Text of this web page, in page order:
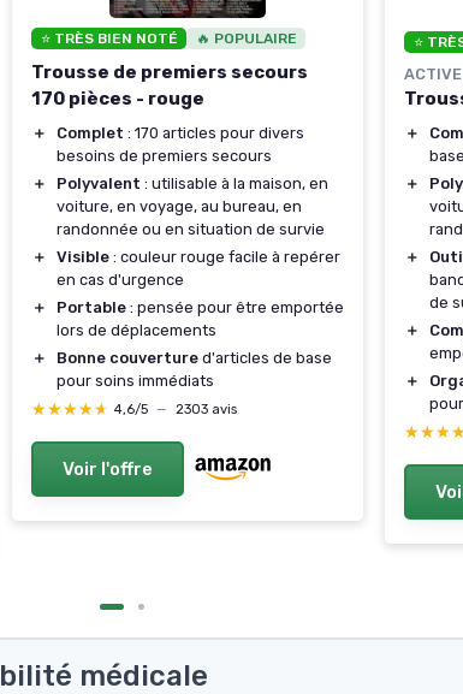
⭐ TRÈS BIEN NOTÉ 🔥 POPULAIRE
Trousse de premiers secours
170 pièces - rouge
＋ Complet : 170 articles pour divers
besoins de premiers secours
＋
Polyvalent : utilisable à la maison, en
voiture, en voyage, au bureau, en
randonnée ou en situation de survie
＋
Visible : couleur rouge facile à repérer
en cas d'urgence
＋
Portable : pensée pour être emportée
lors de déplacements
＋
Bonne couverture d'articles de base
pour soins immédiats
★★★★★
★★★★★ 4,6/5 — 2303 avis
Voir l'offre
⭐
＋
＋
＋
de
＋
＋
médicale